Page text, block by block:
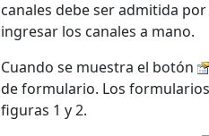
canales debe ser admitida
ingresar los canales a mano.
Cuando se muestra el botón
de formulario. Los
figuras 1 y 2.